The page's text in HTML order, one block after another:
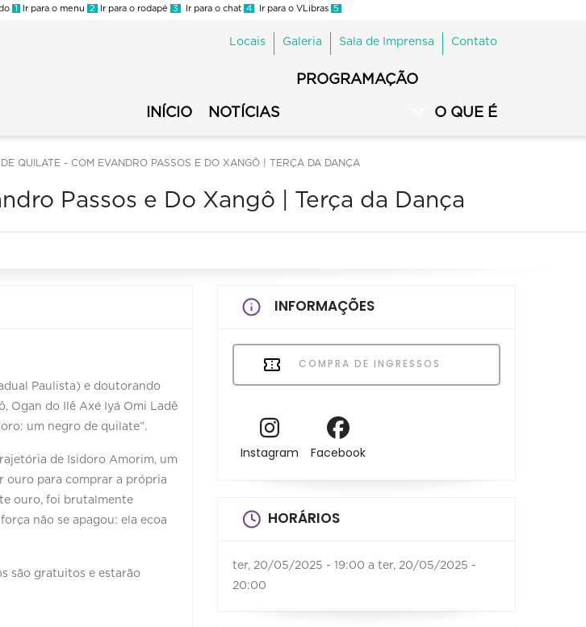
1 Ir para o menu 2 Ir para o rodapé 3 Ir para o chat 4 Ir para o VLibras 5
Municipal
-
Menu
Secundário
Locais Galeria Sala de Imprensa Contato
de
INÍCIO NOTÍCIAS
PROGRAMAÇÃO
O QUE É
DE QUILATE - COM EVANDRO PASSOS E DO XANGÔ | TERÇA DA DANÇA
Passos e Do Xangô | Terça da Dança
Paulista) e doutorando
Ogan do Ilê Axé Iyá Omi Ladê
um negro de quilate”.
de Isidoro Amorim, um
ouro para comprar a própria
ouro, foi brutalmente
não se apagou: ela ecoa
são gratuitos e estarão
INFORMAÇÕES
COMPRA DE INGRESSOS
Instagram Facebook
HORÁRIOS
ter, 20/05/2025 - 19:00 a ter, 20/05/2025 -
20:00